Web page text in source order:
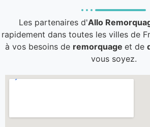
Les partenaires d'Allo
rapidement dans toutes les villes de
à vos besoins de remorquage et de
vous soyez.